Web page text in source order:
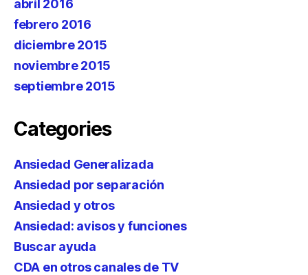
abril 2016
febrero 2016
diciembre 2015
noviembre 2015
septiembre 2015
Categories
Ansiedad Generalizada
Ansiedad por separación
Ansiedad y otros
Ansiedad: avisos y funciones
Buscar ayuda
CDA en otros canales de TV